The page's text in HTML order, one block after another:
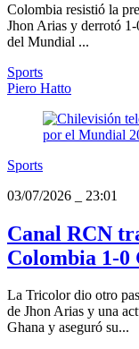
Colombia resistió la
Jhon Arias y derrotó 1-
del Mundial ...
Sports
Piero Hatto
Sports
03/07/2026
23:01
Canal RCN
Colombia 1-0
La Tricolor dio otro
de Jhon Arias y una
Ghana y aseguró su...